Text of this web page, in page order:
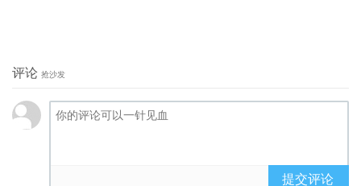
评论 抢沙发
提交评论